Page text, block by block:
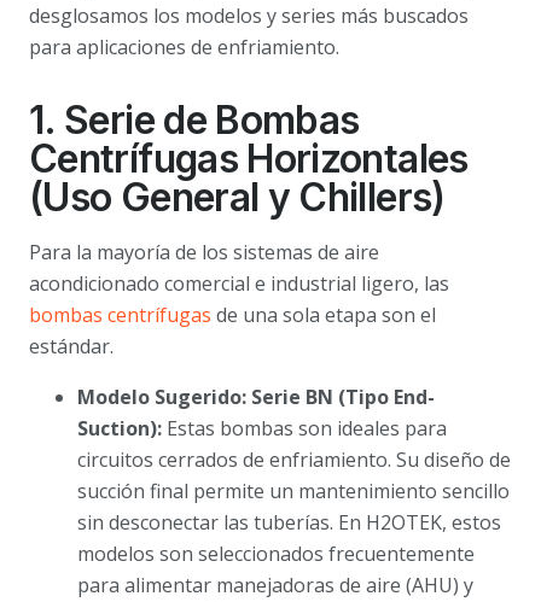
desglosamos los modelos y series más buscados
para aplicaciones de enfriamiento.
1. Serie de Bombas
Centrífugas Horizontales
(Uso General y Chillers)
Para la mayoría de los sistemas de aire
acondicionado comercial e industrial ligero, las
bombas centrífugas de una sola etapa son el
estándar.
Modelo Sugerido: Serie BN (Tipo End-
Suction): Estas bombas son ideales para
circuitos cerrados de enfriamiento. Su diseño de
succión final permite un mantenimiento sencillo
sin desconectar las tuberías. En H2OTEK, estos
modelos son seleccionados frecuentemente
para alimentar manejadoras de aire (AHU) y